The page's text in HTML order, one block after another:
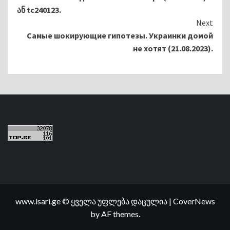
ან tc240123.
Next
Самые шокирующие гипотезы. Украинки домой
не хотят (21.08.2023).
www.isari.ge © ყველა უფლება დაცულია | CoverNews
by AF themes.